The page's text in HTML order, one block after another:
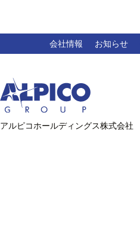
会社情報 お知らせ
アルピコホールディングス株式会社